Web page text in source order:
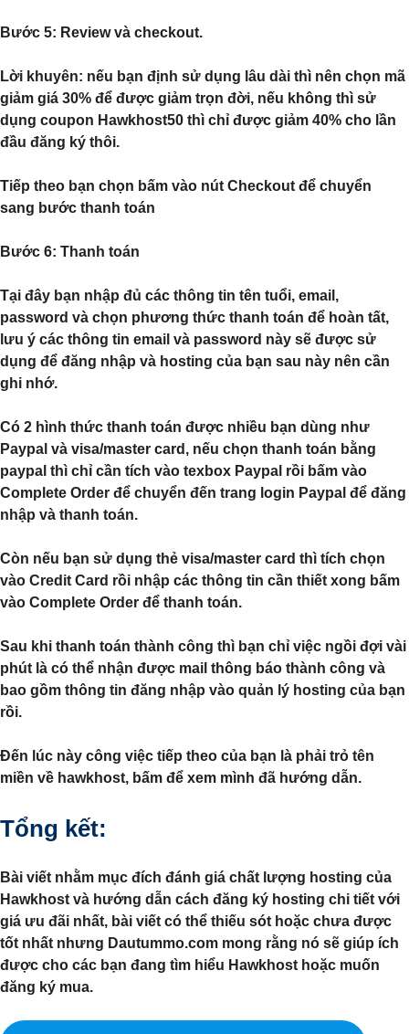
Bước 5: Review và checkout.
Lời khuyên: nếu bạn định sử dụng lâu dài thì nên chọn mã
giảm giá 30% để được giảm trọn đời, nếu không thì sử
dụng coupon Hawkhost50 thì chỉ được giảm 40% cho lần
đầu đăng ký thôi.
Tiếp theo bạn chọn bấm vào nút Checkout để chuyển
sang bước thanh toán
Bước 6: Thanh toán
Tại đây bạn nhập đủ các thông tin tên tuổi, email,
password và chọn phương thức thanh toán để hoàn tất,
lưu ý các thông tin email và password này sẽ được sử
dụng để đăng nhập và hosting của bạn sau này nên cần
ghi nhớ.
Có 2 hình thức thanh toán được nhiều bạn dùng như
Paypal và visa/master card, nếu chọn thanh toán bằng
paypal thì chỉ cần tích vào texbox Paypal rồi bấm vào
Complete Order để chuyển đến trang login Paypal để đăng
nhập và thanh toán.
Còn nếu bạn sử dụng thẻ visa/master card thì tích chọn
vào Credit Card rồi nhập các thông tin cần thiết xong bấm
vào Complete Order để thanh toán.
Sau khi thanh toán thành công thì bạn chỉ việc ngồi đợi vài
phút là có thể nhận được mail thông báo thành công và
bao gồm thông tin đăng nhập vào quản lý hosting của bạn
rồi.
Đến lúc này công việc tiếp theo của bạn là phải trỏ tên
miền về hawkhost, bấm để xem mình đã hướng dẫn.
Tổng kết:
Bài viết nhằm mục đích đánh giá chất lượng hosting của
Hawkhost và hướng dẫn cách đăng ký hosting chi tiết với
giá ưu đãi nhất, bài viết có thể thiếu sót hoặc chưa được
tốt nhất nhưng Dautummo.com mong rằng nó sẽ giúp ích
được cho các bạn đang tìm hiểu Hawkhost hoặc muốn
đăng ký mua.